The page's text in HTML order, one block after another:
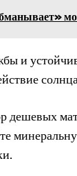
и
дешевых